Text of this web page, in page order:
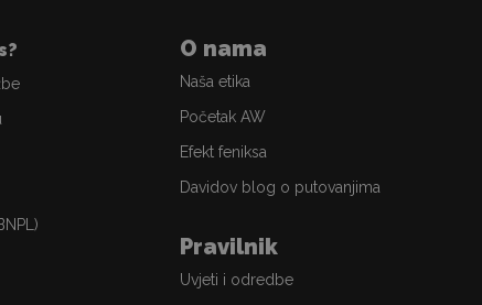
O nama
Naša etika
Početak AW
Efekt feniksa
Davidov blog o putovanjima
Pravilnik
Uvjeti i odredbe